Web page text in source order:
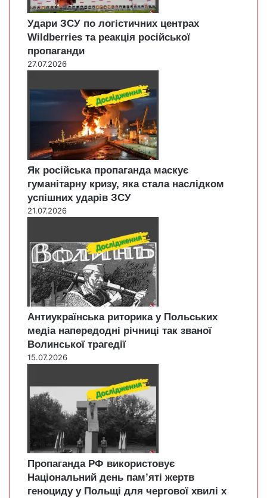
Удари ЗСУ по логістичних центрах
Wildberries та реакція російської
пропаганди
27.07.2026
Як російська пропаганда маскує
гуманітарну кризу, яка стала наслідком
успішних ударів ЗСУ
21.07.2026
Антиукраїнська риторика у Польських
медіа напередодні річниці так званої
Волинської трагедії
15.07.2026
Пропаганда РФ використовує
Національний день пам’яті жертв
геноциду у Польщі для чергової хвилі х